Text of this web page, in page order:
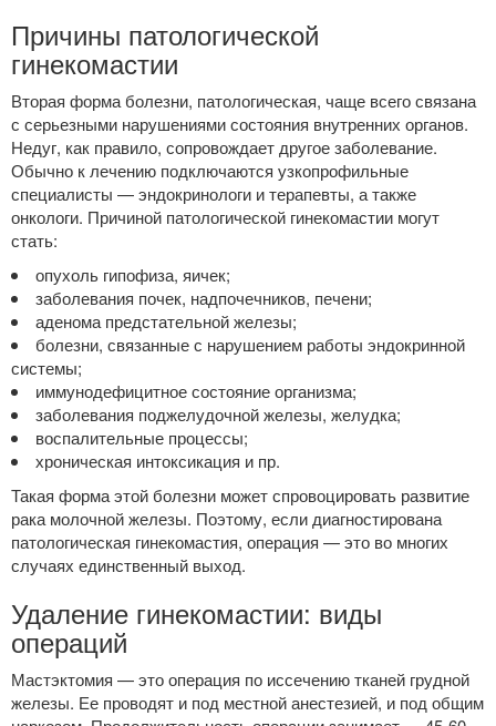
Причины патологической
гинекомастии
Вторая форма болезни, патологическая, чаще всего связана
с серьезными нарушениями состояния внутренних органов.
Недуг, как правило, сопровождает другое заболевание.
Обычно к лечению подключаются узкопрофильные
специалисты — эндокринологи и терапевты, а также
онкологи. Причиной патологической гинекомастии могут
стать:
опухоль гипофиза, яичек;
заболевания почек, надпочечников, печени;
аденома предстательной железы;
болезни, связанные с нарушением работы эндокринной
системы;
иммунодефицитное состояние организма;
заболевания поджелудочной железы, желудка;
воспалительные процессы;
хроническая интоксикация и пр.
Такая форма этой болезни может спровоцировать развитие
рака молочной железы. Поэтому, если диагностирована
патологическая гинекомастия, операция — это во многих
случаях единственный выход.
Удаление гинекомастии: виды
операций
Мастэктомия — это операция по иссечению тканей грудной
железы. Ее проводят и под местной анестезией, и под общим